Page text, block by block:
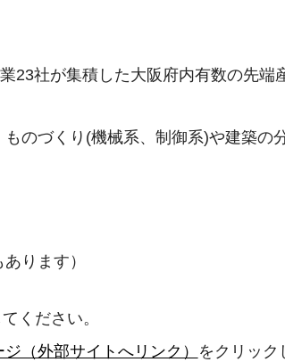
23社が集積した大阪府内有数の先端
のづくり(機械系、制御系)や建築の
ります）
ください。
（外部サイトへリンク）
をクリック